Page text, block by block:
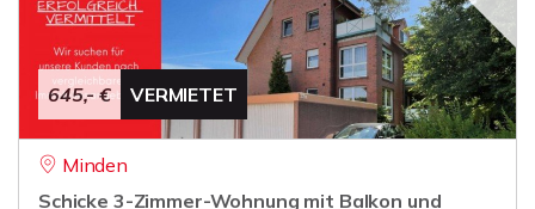
645,- € VERMIETET
Minden
Schicke 3-Zimmer-Wohnung mit Balkon und